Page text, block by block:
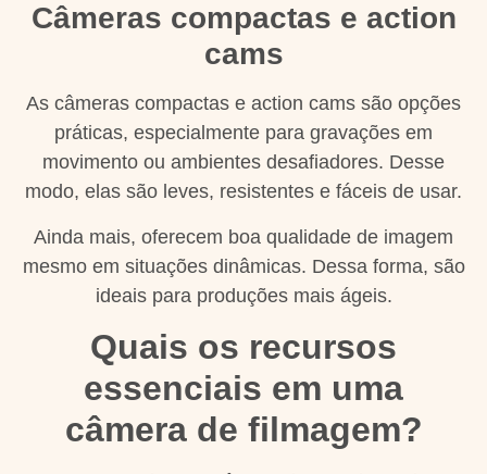
Câmeras compactas e action
cams
As câmeras compactas e action cams são opções
práticas, especialmente para gravações em
movimento ou ambientes desafiadores. Desse
modo, elas são leves, resistentes e fáceis de usar.
Ainda mais, oferecem boa qualidade de imagem
mesmo em situações dinâmicas. Dessa forma, são
ideais para produções mais ágeis.
Quais os recursos
essenciais em uma
câmera de filmagem?